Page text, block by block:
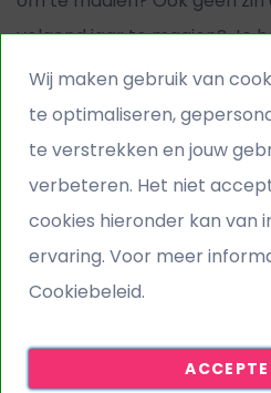
Wij maken gebruik van
te optimaliseren,
te verstrekken en jouw
verbeteren. Het niet
cookies hieronder kan van
ervaring. Voor meer
Cookiebeleid.
volgend jaar te maaien? Je
te doen! Echte mannen
mooi kunstgrasveldje en
leuk zijn. Luister hieronder
Lees meer